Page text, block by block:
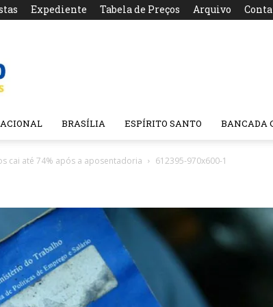
Expediente Tabela de Preços Arquivo
BRASÍLIA ESPÍRITO SANTO BANCADA
cai até 74% após a aposentadoria 612395-970x600-1